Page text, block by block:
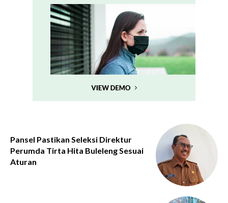
Pansel Pastikan Seleksi Direktur
Perumda Tirta Hita Buleleng Sesuai
Aturan